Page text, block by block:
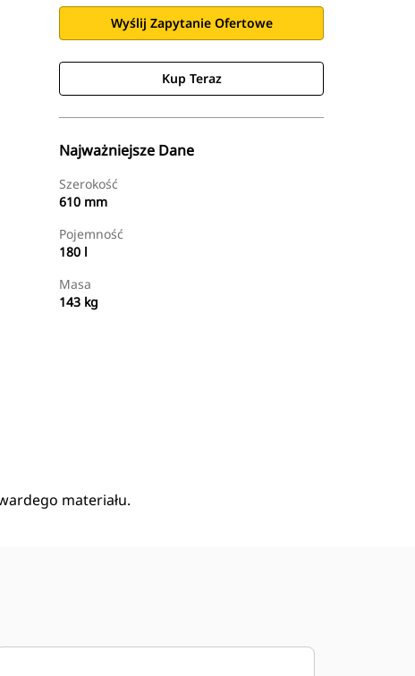
Wyślij Zapytanie Ofertowe
Kup Teraz
Najważniejsze Dane
Szerokość
610 mm
Pojemność
180 l
Masa
143 kg
materiału.